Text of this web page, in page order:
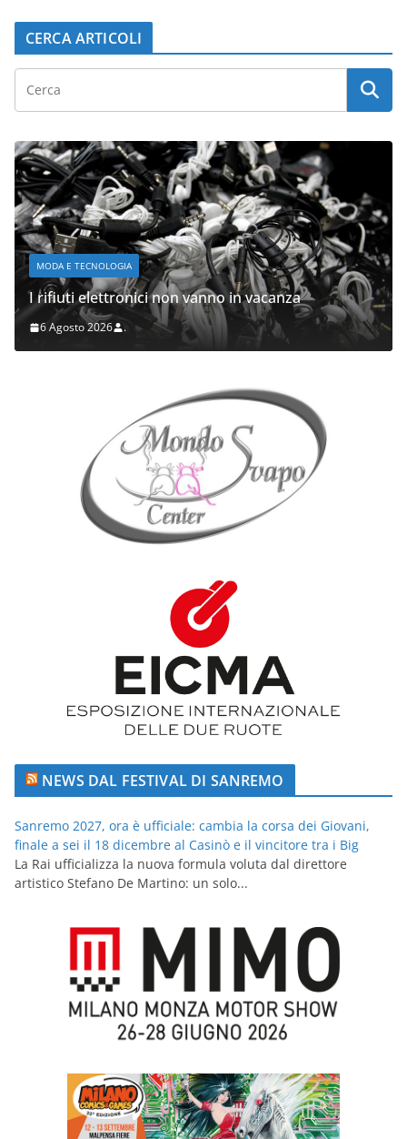
CERCA ARTICOLI
MODA E TECNOLOGIA
I rifiuti elettronici non vanno in vacanza
6 Agosto 2026 .
NEWS DAL FESTIVAL DI SANREMO
Sanremo 2027, ora è ufficiale: cambia la corsa dei Giovani,
finale a sei il 18 dicembre al Casinò e il vincitore tra i Big
La Rai ufficializza la nuova formula voluta dal direttore
artistico Stefano De Martino: un solo...